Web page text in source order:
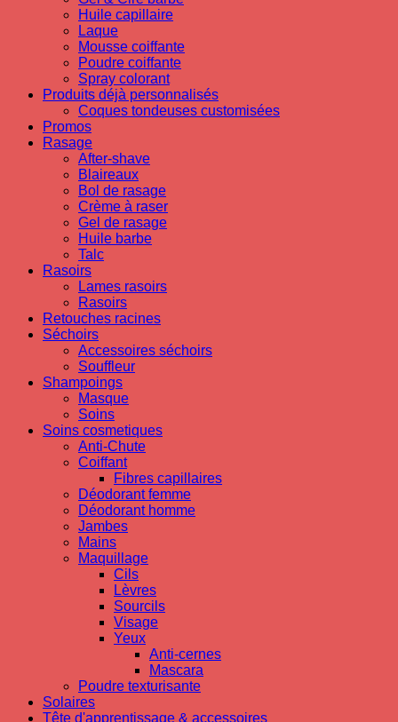
Huile capillaire
Laque
Mousse coiffante
Poudre coiffante
Spray colorant
Produits déjà personnalisés
Coques tondeuses customisées
Promos
Rasage
After-shave
Blaireaux
Bol de rasage
Crème à raser
Gel de rasage
Huile barbe
Talc
Rasoirs
Lames rasoirs
Rasoirs
Retouches racines
Séchoirs
Accessoires séchoirs
Souffleur
Shampoings
Masque
Soins
Soins cosmetiques
Anti-Chute
Coiffant
Fibres capillaires
Déodorant femme
Déodorant homme
Jambes
Mains
Maquillage
Cils
Lèvres
Sourcils
Visage
Yeux
Anti-cernes
Mascara
Poudre texturisante
Solaires
Tête d'apprentissage & accessoires